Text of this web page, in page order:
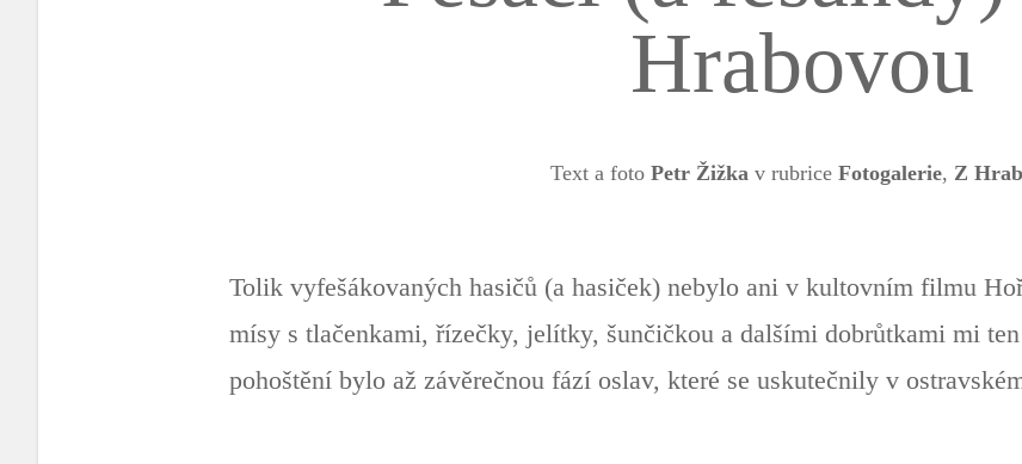
Hrabovou
Text a foto Petr Žižka v rubrice Fotogalerie, Z
Tolik vyfešákovaných hasičů (a hasiček) nebylo ani v kultovním filmu
mísy s tlačenkami, řízečky, jelítky, šunčičkou a dalšími dobrůtkami mi
pohoštění bylo až závěrečnou fází oslav, které se uskutečnily v